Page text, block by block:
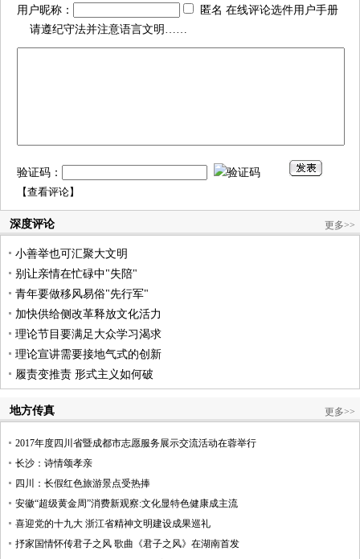
用户昵称：
匿名 在线评论选件用户手册
请遵纪守法并注意语言文明……
验证码：
【查看评论】
深度评论 更多>>
小善举也可汇聚大文明
别让亲情在忙碌中"失陪"
青年要做移风易俗"先行军"
加快供给侧改革释放文化活力
理论节目要满足大众学习渴求
理论宣讲需要接地气式的创新
履责变推责 形式主义如何破
地方传真 更多>>